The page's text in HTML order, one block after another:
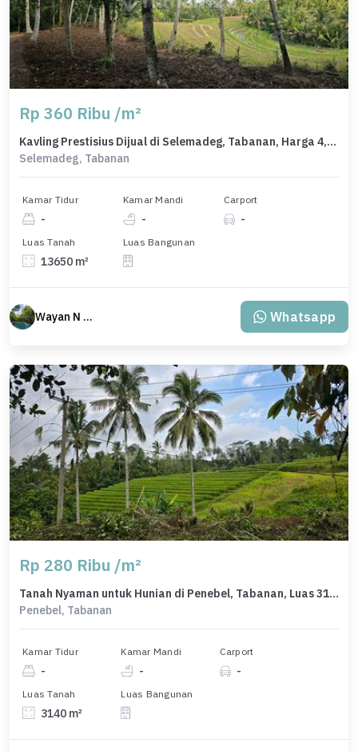
Rp 360 Ribu /m²
Kavling Prestisius Dijual di Selemadeg, Tabanan, Harga 4,91 Miliar
Selemadeg, Tabanan
Kamar Tidur
-
Kamar Mandi
-
Carport
-
Luas Tanah
13650 m²
Luas Bangunan
Wayan N Bali Whatsapp
Rp 280 Ribu /m²
Tanah Nyaman untuk Hunian di Penebel, Tabanan, Luas 3140m²
Penebel, Tabanan
Kamar Tidur
-
Kamar Mandi
-
Carport
-
Luas Tanah
3140 m²
Luas Bangunan